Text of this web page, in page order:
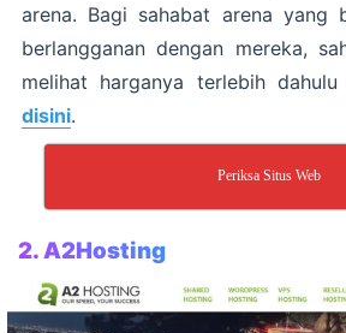
arena. Bagi sahabat arena yang
berlangganan dengan mereka,
melihat harganya terlebih
disini.
Periksa Situs Web
2. A2Hosting